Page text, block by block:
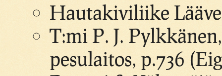
Hautakiviliike
T:mi P. J.
pesulaitos, p.736